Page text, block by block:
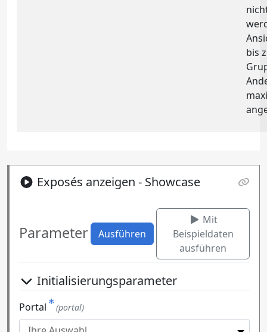
bis
Exposés anzeigen - Showcase
Parameter Ausführen
Mit
Beispieldaten
ausführen
Initialisierungsparameter
Portal (portal)